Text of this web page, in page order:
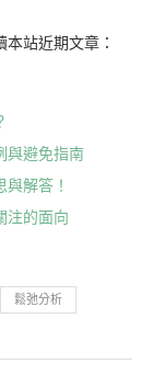
站近期文章：
與避免指南
解答！
注的面向
鬆弛分析